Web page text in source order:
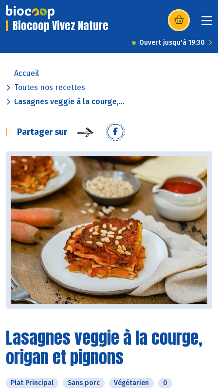
Biocoop Vivez Nature (s’ouvre dans
Ouvert jusqu'à 19:30
Accueil
Toutes nos recettes
Lasagnes veggie à la courge,...
Partager sur
Lasagnes veggie à la courge,
origan et pignons
Plat Principal Sans porc Végétarien 0